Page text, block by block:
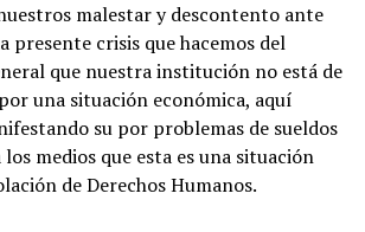
malestar y descontento ante
presente crisis que hacemos del
que nuestra institución no está de
una situación económica, aquí
su por problemas de sueldos
medios que esta es una situación
de Derechos Humanos.